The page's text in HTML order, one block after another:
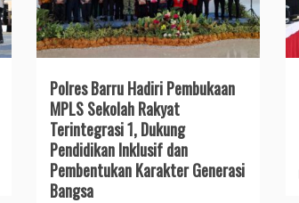
Polres Barru Hadiri Pembukaan
MPLS Sekolah Rakyat
Terintegrasi 1, Dukung
Pendidikan Inklusif dan
Pembentukan Karakter Generasi
Bangsa